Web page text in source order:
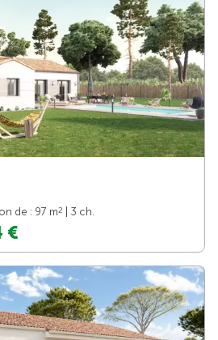
de : 97 m2
| 3 ch.
€